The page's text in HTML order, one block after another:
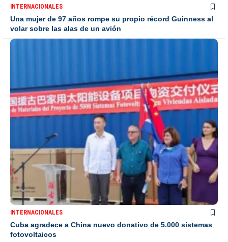
INTERNACIONALES
Una mujer de 97 años rompe su propio récord Guinness al
volar sobre las alas de un avión
INTERNACIONALES
Cuba agradece a China nuevo donativo de 5.000 sistemas
fotovoltaicos